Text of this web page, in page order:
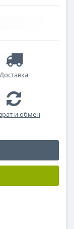
Доставка
и обмен